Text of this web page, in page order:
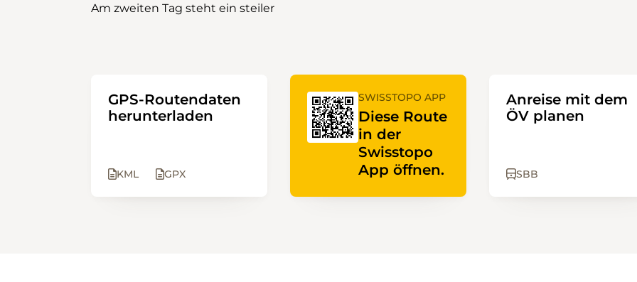
Am zweiten Tag steht ein steiler
GPS-Routendaten
herunterladen
KML GPX
SWISSTOPO APP
Diese Route
in der
Swisstopo
App öffnen.
Anreise mit dem
ÖV planen
SBB